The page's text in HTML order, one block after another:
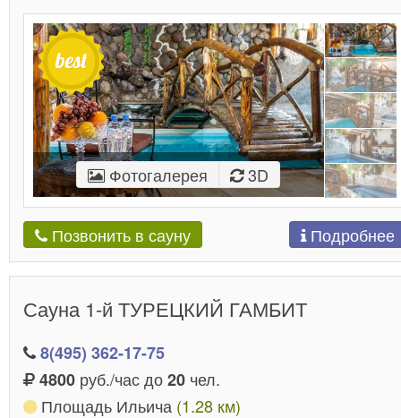
Фотогалерея 3D
Позвонить в сауну Подробнее
Сауна 1-й ТУРЕЦКИЙ ГАМБИТ
8(495) 362-17-75
4800 руб./час до20 чел.
Площадь Ильича (1.28 км)